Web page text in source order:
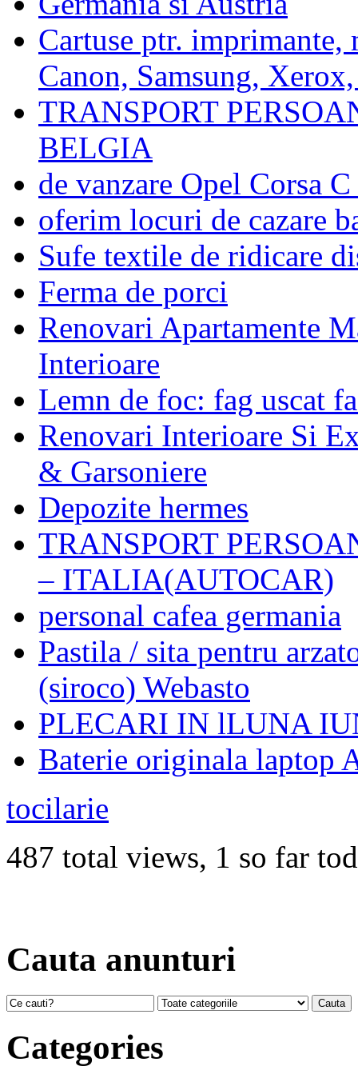
Cartuse ptr.
Canon, Samsung,
TRANSPORT
BELGIA
de vanzare Opel Corsa
oferim locuri de cazare
Sufe textile de ridicare
Ferma de porci
Renovari Apartamente
Interioare
Lemn de foc: fag uscat
Renovari Interioare Si
& Garsoniere
Depozite hermes
TRANSPORT
– ITALIA(AUTOCAR)
personal cafea germania
Pastila / sita pentru
(siroco) Webasto
PLECARI IN lLUNA
Baterie originala laptop
tocilarie
487 total views, 1 so far
Cauta anunturi
Categories